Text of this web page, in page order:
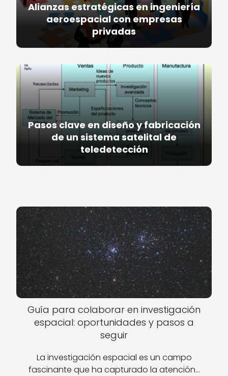
Alianzas estratégicas en ingeniería
aeroespacial con empresas
privadas
Pasos clave en diseño y fabricación
de un sistema satelital de
teledetección
Guía para colaborar en investigación
espacial: oportunidades y pasos a
seguir
La investigación espacial es un campo
fascinante que ha capturado la atención…